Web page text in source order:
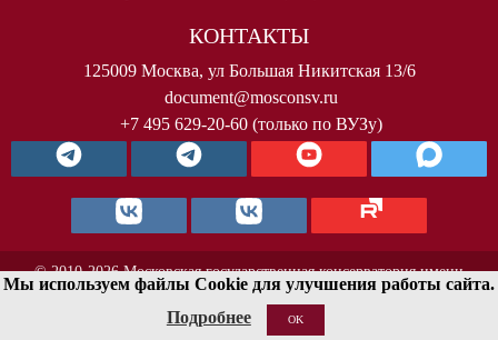
КОНТАКТЫ
125009 Москва, ул Большая Никитская 13/6
document@mosconsv.ru
+7 495 629-20-60 (только по ВУЗу)
© 2010-2026 Московская государственная консерватория имени
П.И.Чайковского. Все права защищены.
Мы используем файлы Cookie для улучшения работы сайта.
Подробнее
OK
< !--Yandex.Metrika counter-- >